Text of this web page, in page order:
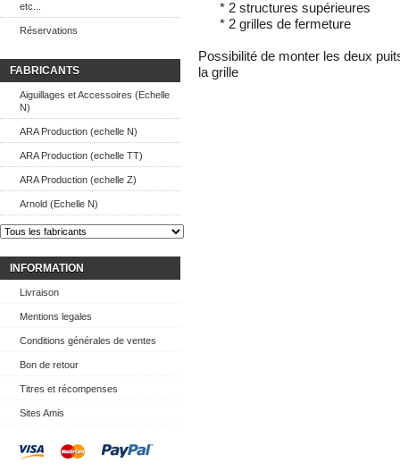
etc...
Réservations
FABRICANTS
Aiguillages et Accessoires (Echelle
N)
ARA Production (echelle N)
ARA Production (echelle TT)
ARA Production (echelle Z)
Arnold (Echelle N)
INFORMATION
Livraison
Mentions legales
Conditions générales de ventes
Bon de retour
Titres et récompenses
Sites Amis
* 2 structures supérieures
* 2 grilles de fermeture
Possibilité de monter les deux
la grille